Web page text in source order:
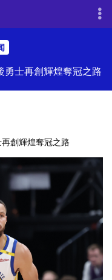
勇士再創輝煌奪冠之路
創輝煌奪冠之路